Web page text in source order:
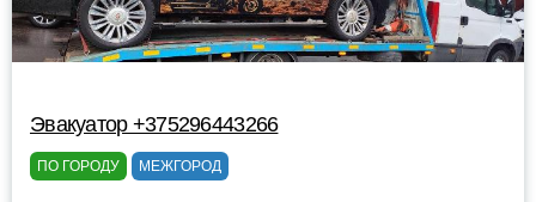
Эвакуатор +375296443266
ПО ГОРОДУ МЕЖГОРОД